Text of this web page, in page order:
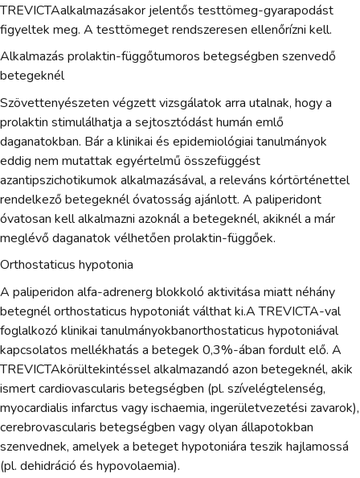
TREVICTAalkalmazásakor jelentős testtömeg-gyarapodást
figyeltek meg. A testtömeget rendszeresen ellenőrízni kell.
Alkalmazás prolaktin-függőtumoros betegségben szenvedő
betegeknél
Szövettenyészeten végzett vizsgálatok arra utalnak, hogy a
prolaktin stimulálhatja a sejtosztódást humán emlő
daganatokban. Bár a klinikai és epidemiológiai tanulmányok
eddig nem mutattak egyértelmű összefüggést
azantipszichotikumok alkalmazásával, a releváns kórtörténettel
rendelkező betegeknél óvatosság ajánlott. A paliperidont
óvatosan kell alkalmazni azoknál a betegeknél, akiknél a már
meglévő daganatok vélhetően prolaktin-függőek.
Orthostaticus hypotonia
A paliperidon alfa-adrenerg blokkoló aktivitása miatt néhány
betegnél orthostaticus hypotoniát válthat ki.A TREVICTA-val
foglalkozó klinikai tanulmányokbanorthostaticus hypotoniával
kapcsolatos mellékhatás a betegek 0,3%-ában fordult elő. A
TREVICTAkörültekintéssel alkalmazandó azon betegeknél, akik
ismert cardiovascularis betegségben (pl. szívelégtelenség,
myocardialis infarctus vagy ischaemia, ingerületvezetési zavarok),
cerebrovascularis betegségben vagy olyan állapotokban
szenvednek, amelyek a beteget hypotoniára teszik hajlamossá
(pl. dehidráció és hypovolaemia).